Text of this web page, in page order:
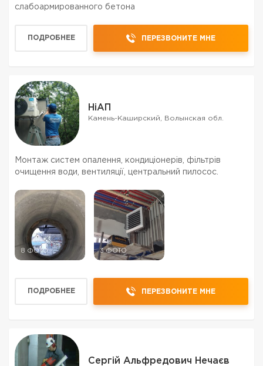
слабоармированного бетона
ПОДРОБНЕЕ ПЕРЕЗВОНИТЕ МНЕ
НіАП
Камень-Каширский, Волынская обл.
Монтаж систем опалення, кондиціонерів, фільтрів
очищення води, вентиляції, центральний пилосос.
8 ФОТО 3 ФОТО
ПОДРОБНЕЕ ПЕРЕЗВОНИТЕ МНЕ
Сергій Альфредович Нечаєв